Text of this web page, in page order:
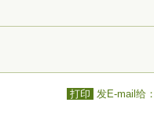
打印 发E-mail给